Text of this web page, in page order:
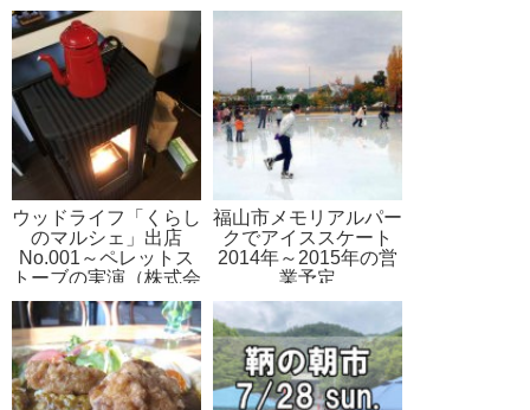
ウッドライフ「くらし
のマルシェ」出店
No.001～ペレットス
トーブの実演（株式会
社サンモルト）
福山市メモリアルパー
クでアイススケート
2014年～2015年の営
業予定